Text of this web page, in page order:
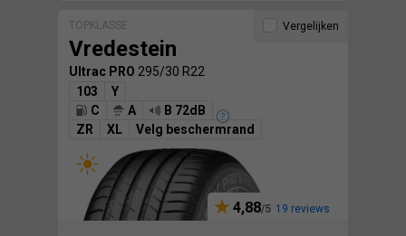
TOPKLASSE
Vredestein
Ultrac PRO 295/30 R22
103
Y
C
A
B 72dB
ZR
XL Velg beschermrand
4,88 19 reviews
Vergelijken